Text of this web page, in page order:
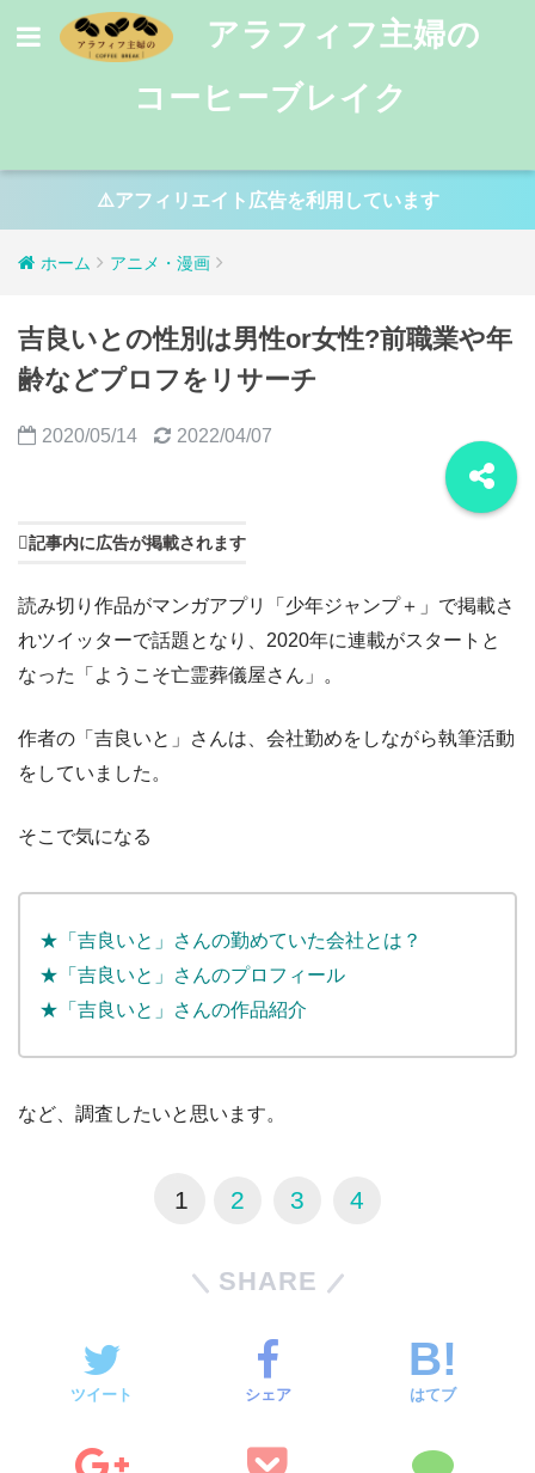
アラフィフ主婦の
コーヒーブレイク
⚠️アフィリエイト広告を利用しています
ホーム アニメ・漫画
吉良いとの性別は男性or女性?前職業や年
齢などプロフをリサーチ
2020/05/14 2022/04/07
記事内に広告が掲載されます
読み切り作品がマンガアプリ「少年ジャンプ＋」で掲載さ
れツイッターで話題となり、2020年に連載がスタートと
なった「ようこそ亡霊葬儀屋さん」。
作者の「吉良いと」さんは、会社勤めをしながら執筆活動
をしていました。
そこで気になる
★「吉良いと」さんの勤めていた会社とは？
★「吉良いと」さんのプロフィール
★「吉良いと」さんの作品紹介
など、調査したいと思います。
1 2 3 4
SHARE
ツイート シェア はてブ